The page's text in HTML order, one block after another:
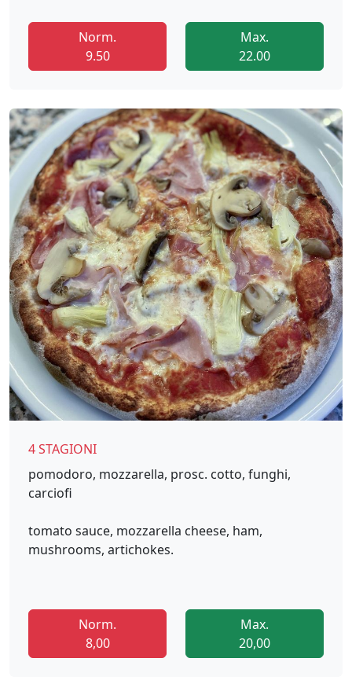
Norm.
9.50
Max.
22.00
4 STAGIONI
pomodoro, mozzarella, prosc. cotto, funghi,
carciofi
tomato sauce, mozzarella cheese, ham,
mushrooms, artichokes.
Norm.
8,00
Max.
20,00